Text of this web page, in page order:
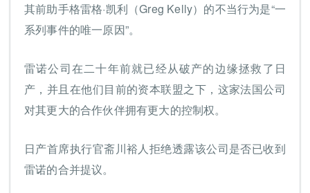
其前助手格雷格·凯利（Greg Kelly）的不当行为是“一
系列事件的唯一原因”。
雷诺公司在二十年前就已经从破产的边缘拯救了日
产，并且在他们目前的资本联盟之下，这家法国公司
对其更大的合作伙伴拥有更大的控制权。
日产首席执行官斋川裕人拒绝透露该公司是否已收到
雷诺的合并提议。